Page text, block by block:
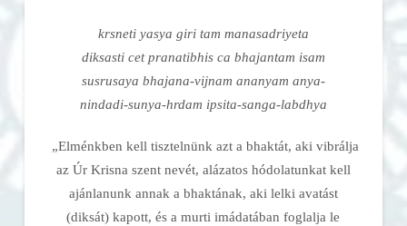
krsneti yasya giri tam manasadriyeta
diksasti cet pranatibhis ca bhajantam isam
susrusaya bhajana-vijnam ananyam anya-
nindadi-sunya-hrdam ipsita-sanga-labdhya
„Elménkben kell tisztelnünk azt a bhaktát, aki vibrálja
az Úr Krisna szent nevét, alázatos hódolatunkat kell
ajánlanunk annak a bhaktának, aki lelki avatást
(diksát) kapott, és a murti imádatában foglalja le